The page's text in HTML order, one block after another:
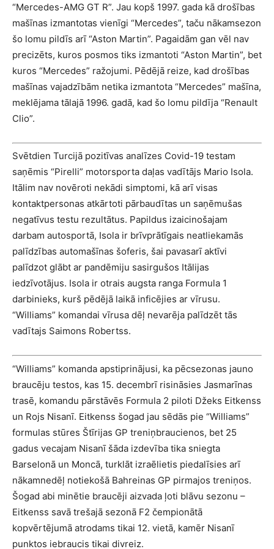
“Mercedes-AMG GT R”. Jau kopš 1997. gada kā drošības
mašīnas izmantotas vienīgi “Mercedes”, taču nākamsezon
šo lomu pildīs arī “Aston Martin”. Pagaidām gan vēl nav
precizēts, kuros posmos tiks izmantoti “Aston Martin”, bet
kuros “Mercedes” ražojumi. Pēdējā reize, kad drošības
mašīnas vajadzībām netika izmantota “Mercedes” mašīna,
meklējama tālajā 1996. gadā, kad šo lomu pildīja “Renault
Clio”.
Svētdien Turcijā pozitīvas analīzes Covid-19 testam
saņēmis “Pirelli” motorsporta daļas vadītājs Mario Isola.
Itālim nav novēroti nekādi simptomi, kā arī visas
kontaktpersonas atkārtoti pārbaudītas un saņēmušas
negatīvus testu rezultātus. Papildus izaicinošajam
darbam autosportā, Isola ir brīvprātīgais neatliekamās
palīdzības automašīnas šoferis, šai pavasarī aktīvi
palīdzot glābt ar pandēmiju sasirgušos Itālijas
iedzīvotājus. Isola ir otrais augsta ranga Formula 1
darbinieks, kurš pēdējā laikā inficējies ar vīrusu.
“Williams” komandai vīrusa dēļ nevarēja palīdzēt tās
vadītajs Saimons Robertss.
“Williams” komanda apstiprinājusi, ka pēcsezonas jauno
braucēju testos, kas 15. decembrī risināsies Jasmarīnas
trasē, komandu pārstāvēs Formula 2 piloti Džeks Eitkenss
un Rojs Nisanī. Eitkenss šogad jau sēdās pie “Williams”
formulas stūres Štīrijas GP treniņbraucienos, bet 25
gadus vecajam Nisanī šāda izdevība tika sniegta
Barselonā un Moncā, turklāt izraēlietis piedalīsies arī
nākamnedēļ notiekošā Bahreinas GP pirmajos treniņos.
Šogad abi minētie braucēji aizvada ļoti blāvu sezonu –
Eitkenss savā trešajā sezonā F2 čempionātā
kopvērtējumā atrodams tikai 12. vietā, kamēr Nisanī
punktos iebraucis tikai divreiz.